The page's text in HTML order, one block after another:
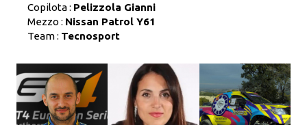
Copilota : Pelizzola Gianni
Mezzo : Nissan Patrol Y61
Team : Tecnosport